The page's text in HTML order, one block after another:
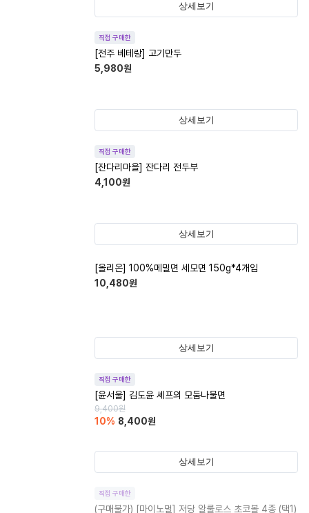
상세보기
직접 구매한
[전주 베테랑] 고기만두
5,980원
상세보기
직접 구매한
[잔다리마을] 잔다리 전두부
4,100원
상세보기
[올리온] 100%메밀면 세모면 150g*4개입
10,480원
상세보기
직접 구매한
[윤서울] 김도윤 셰프의 모둠나물면
9,400원
10% 8,400원
상세보기
직접 구매한
(구매불가) [마이노멀] 저당 알룰로스 초코볼 4종 (택1)